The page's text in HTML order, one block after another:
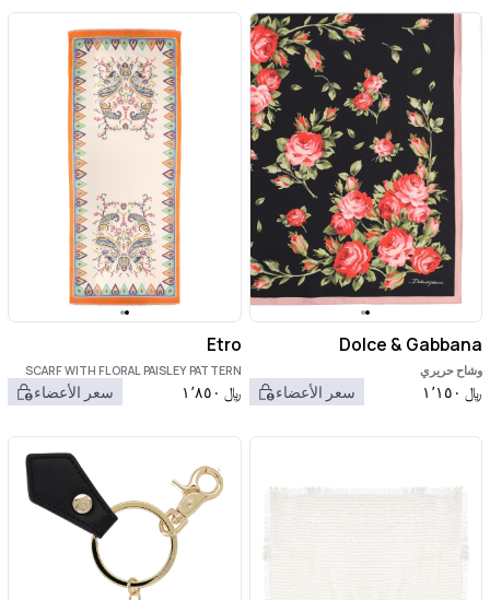
Dolce & Gabbana
وشاح حريري
﷼ ١٬١٥٠ سعر الأعضاء
Etro
SCARF WITH FLORAL PAISLEY PATTERN
﷼ ١٬٨٥٠ سعر الأعضاء